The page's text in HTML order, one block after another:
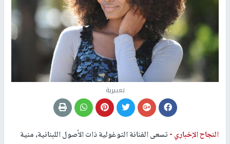
تعبيرية
النجاح الإخباري -تسعى الفنانة التوغولية ذات الأصول اللبنانية، منية